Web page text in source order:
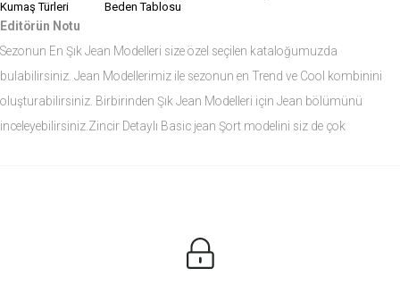
Kumaş Türleri
Beden Tablosu
Editörün Notu
Sezonun En Şık Jean Modelleri size özel seçilen kataloğumuzda
bulabilirsiniz. Jean Modellerimiz ile sezonun en Trend ve Cool kombinini
oluşturabilirsiniz. Birbirinden Şık Jean Modelleri için Jean bölümünü
inceleyebilirsiniz.Zincir Detaylı Basic jean Şort modelini siz de çok